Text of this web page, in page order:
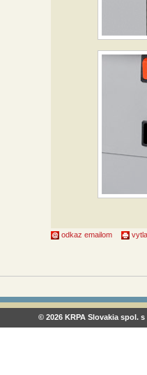
odkaz emailom
© 2026 KRPA Slovakia spol. s